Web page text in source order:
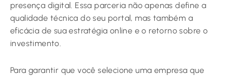
presença digital. Essa parceria não apenas define a
qualidade técnica do seu portal, mas também a
eficácia de sua estratégia online e o retorno sobre o
investimento.
Para garantir que você selecione uma empresa que